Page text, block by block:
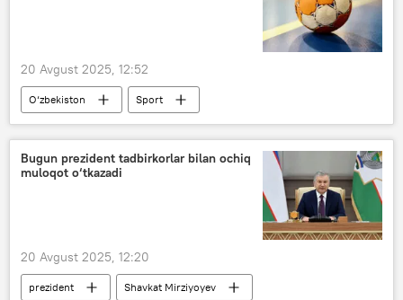
20 Avgust 2025, 12:52
O‘zbekiston
Sport
Milliy olimpiya qo‘mitasi
Xitoy
Gonkong
Bugun prezident tadbirkorlar bilan ochiq
muloqot o‘tkazadi
20 Avgust 2025, 12:20
prezident
Shavkat Mirziyoyev